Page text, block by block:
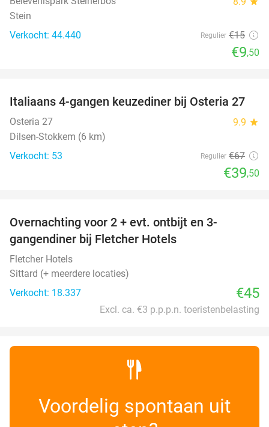
Stein
Verkocht: 44.440
Regulier €15
€9,50
41%
Italiaans 4-gangen keuzediner bij Osteria 27
Osteria 27 9.9 star
Dilsen-Stokkem (6 km)
Verkocht: 53
Regulier €67
€39,50
Overnachting voor 2 + evt. ontbijt en 3-
gangendiner bij Fletcher Hotels
Fletcher Hotels
Sittard (+ meerdere locaties)
Verkocht: 18.337
€45
Excl. ca. €3 p.p.p.n. toeristenbelasting
Voordelig spontaan uit